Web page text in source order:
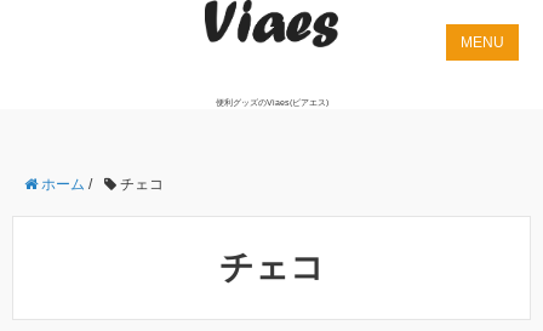
便利グッズのViaes(ビアエス)
ホーム / チェコ
チェコ